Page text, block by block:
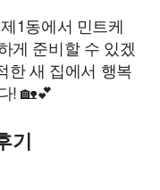
1동에서 민트케
게 준비할 수 있겠
한 새 집에서 행복
! 🏡💕
기